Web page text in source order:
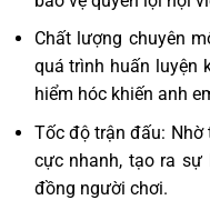
Chất lượng chuyên
quá trình huấn luyện
hiểm hóc khiến anh
Tốc độ trận đấu: Nhờ
cực nhanh, tạo ra
đồng người chơi.